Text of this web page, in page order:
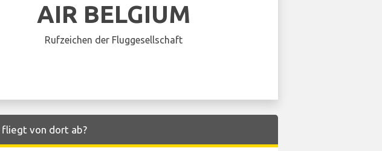
AIR BELGIUM
Rufzeichen der Fluggesellschaft
fliegt von dort ab?